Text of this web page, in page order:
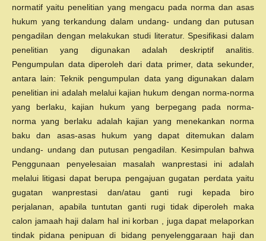
normatif yaitu penelitian yang mengacu pada norma dan asas
hukum yang terkandung dalam undang- undang dan putusan
pengadilan dengan melakukan studi literatur. Spesifikasi dalam
penelitian yang digunakan adalah deskriptif analitis.
Pengumpulan data diperoleh dari data primer, data sekunder,
antara lain: Teknik pengumpulan data yang digunakan dalam
penelitian ini adalah melalui kajian hukum dengan norma-norma
yang berlaku, kajian hukum yang berpegang pada norma-
norma yang berlaku adalah kajian yang menekankan norma
baku dan asas-asas hukum yang dapat ditemukan dalam
undang- undang dan putusan pengadilan. Kesimpulan bahwa
Penggunaan penyelesaian masalah wanprestasi ini adalah
melalui litigasi dapat berupa pengajuan gugatan perdata yaitu
gugatan wanprestasi dan/atau ganti rugi kepada biro
perjalanan, apabila tuntutan ganti rugi tidak diperoleh maka
calon jamaah haji dalam hal ini korban , juga dapat melaporkan
tindak pidana penipuan di bidang penyelenggaraan haji dan